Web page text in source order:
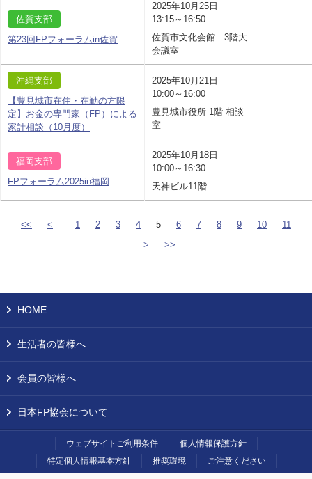
佐賀支部
第23回FPフォーラムin佐賀
2025年10月25日
13:15～16:50
佐賀市文化会館 3階大
会議室
沖縄支部
【豊見城市在住・在勤の方限
定】お金の専門家（FP）による
家計相談（10月度）
2025年10月21日
10:00～16:00
豊見城市役所 1階 相談
室
福岡支部
FPフォーラム2025in福岡
2025年10月18日
10:00～16:30
天神ビル11階
<< < 1 2 3 4 5 6 7 8 9 10
11
>
>>
HOME
生活者の皆様へ
会員の皆様へ
日本FP協会について
ウェブサイトご利用条件
個人情報保護方針
特定個人情報基本方針
推奨環境 ご注意ください